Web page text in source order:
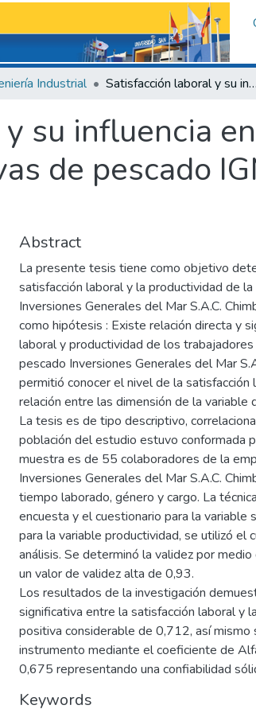
Industrial Satisfacción laboral y su influencia en la productividad de la empresa de conservas de pescado IGM S.A.C. Chimbote, 2018
su influencia
de pescado
Abstract
La presente tesis tiene como objetivo
satisfacción laboral y la productividad de
Inversiones Generales del Mar S.A.C.
como hipótesis : Existe relación directa y
laboral y productividad de los
pescado Inversiones Generales del Mar
permitió conocer el nivel de la
relación entre las dimensión de la
La tesis es de tipo descriptivo,
población del estudio estuvo conformada
muestra es de 55 colaboradores de la
Inversiones Generales del Mar S.A.C.
tiempo laborado, género y cargo. La
encuesta y el cuestionario para la variable
para la variable productividad, se utilizó el
análisis. Se determinó la validez por
un valor de validez alta de 0,93.
Los resultados de la investigación
significativa entre la satisfacción laboral y
positiva considerable de 0,712, así
instrumento mediante el coeficiente de
0,675 representando una confiabilidad
Keywords